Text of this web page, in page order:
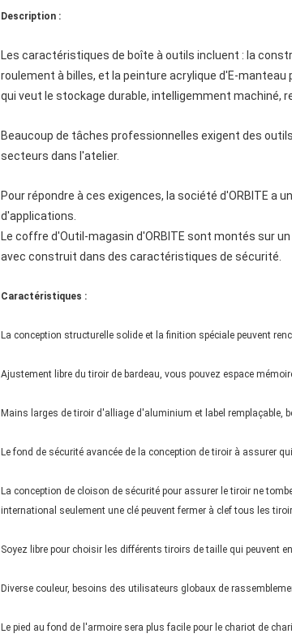
Description :
Les caractéristiques de boîte à outils incluent : la
roulement à billes, et la peinture acrylique d'E-
qui veut le stockage durable, intelligemment machiné,
Beaucoup de tâches professionnelles exigent des
secteurs dans l'atelier.
Pour répondre à ces exigences, la société d'ORBITE a
d'applications.
Le coffre d'Outil-magasin d'ORBITE sont montés sur
avec construit dans des caractéristiques de sécurité.
Caractéristiques :
La conception structurelle solide et la finition spéciale peuvent
Ajustement libre du tiroir de bardeau, vous pouvez espace
Mains larges de tiroir d'alliage d'aluminium et label remplaçable,
Le fond de sécurité avancée de la conception de tiroir à assurer
La conception de cloison de sécurité pour assurer le tiroir ne
international seulement une clé peuvent fermer à clef tous les
Soyez libre pour choisir les différents tiroirs de taille qui peuvent
Diverse couleur, besoins des utilisateurs globaux de
Le pied au fond de l'armoire sera plus facile pour le chariot de